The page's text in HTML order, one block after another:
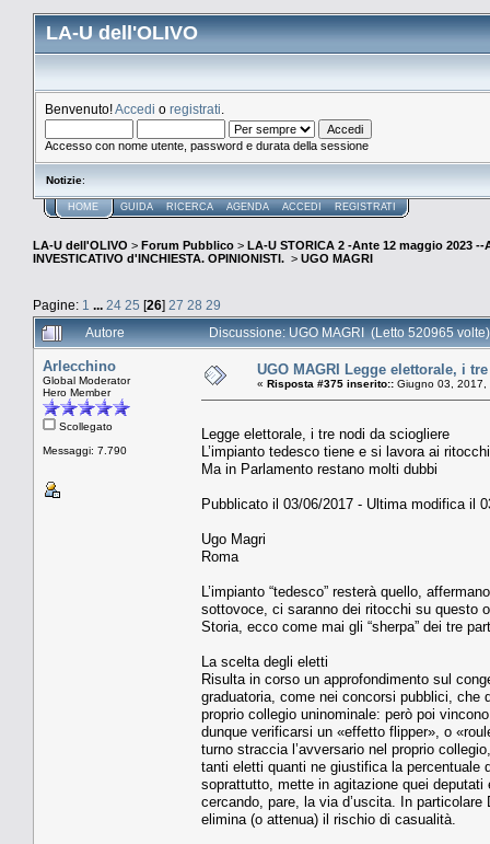
LA-U dell'OLIVO
Benvenuto!Accedi o registrati
Accesso con nome utente, password e durata della sessione
Notizie:
HOME GUIDA RICERCA AGENDA ACCEDI REGISTRATI
LA-U dell'OLIVO > Forum Pubblico > LA-U STORICA 2 -Ante 12 maggio 2023 --
INVESTICATIVO d'INCHIESTA. OPINIONISTI. > UGO MAGRI
Pagine: 1 ... 24 25 [26] 27 28 29
Autore
Discussione: UGO MAGRI (Letto 520965 volte)
Arlecchino
Global Moderator
Hero Member
Scollegato
Messaggi: 7.790
UGO MAGRI Legge elettorale, i
« Risposta #375 inserito:: Giugno 03, 2017,
Legge elettorale, i tre nodi da sciogliere
L’impianto tedesco tiene e si lavora ai
Ma in Parlamento restano molti dubbi
Pubblicato il 03/06/2017 - Ultima modifica il
Ugo Magri
Roma
L’impianto “tedesco” resterà quello,
sottovoce, ci saranno dei ritocchi su questo
Storia, ecco come mai gli “sherpa” dei tre
La scelta degli eletti
Risulta in corso un approfondimento sul
graduatoria, come nei concorsi pubblici, che
proprio collegio uninominale: però poi
dunque verificarsi un «effetto flipper», o
turno straccia l’avversario nel proprio
tanti eletti quanti ne giustifica la
soprattutto, mette in agitazione quei
cercando, pare, la via d’uscita. In
elimina (o attenua) il rischio di casualità.